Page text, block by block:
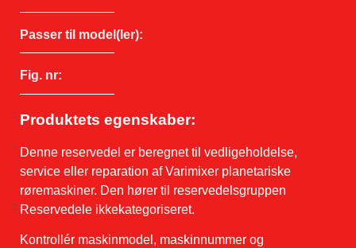
Passer til model(ler):
Fig. nr:
Produktets egenskaber:
Denne reservedel er beregnet til vedligeholdelse,
service eller reparation af Varimixer planetariske
røremaskiner. Den hører til reservedelsgruppen
Reservedele ikkekategoriseret.
Kontrollér maskinmodel, maskinnummer og